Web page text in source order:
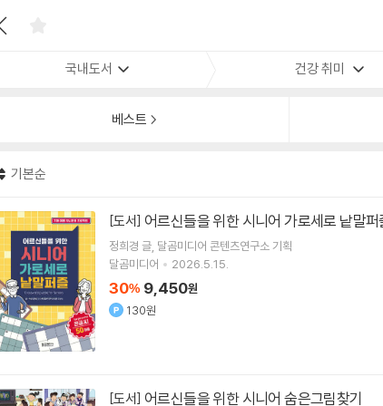
국내도서 건강 취미
베스트
기본순
[도서] 어르신들을 위한 시니어 가로세로 낱말퍼
정희경 글 달곰미디어 콘텐츠연구소 기획
달곰미디어
2026.5.15.
30% 9,450원
130원
[도서] 어르신들을 위한 시니어 숨은그림찾기